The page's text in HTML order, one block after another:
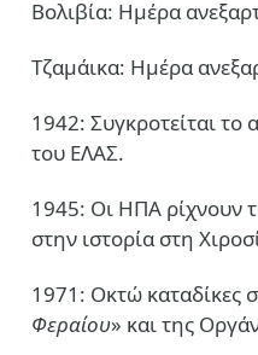
Βολιβία: Ημέρα
Τζαμάικα: Ημέρα
1942: Συγκροτείται
του ΕΛΑΣ.
1945: Οι ΗΠΑ ρίχνουν
στην ιστορία στη
1971: Οκτώ καταδίκες
Φεραίου» και της